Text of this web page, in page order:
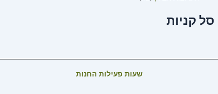
סל קניות
שעות פעילות החנות